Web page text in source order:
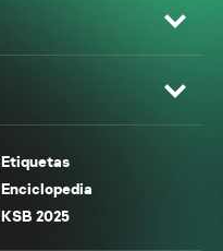
Etiquetas
Enciclopedia
KSB 2025